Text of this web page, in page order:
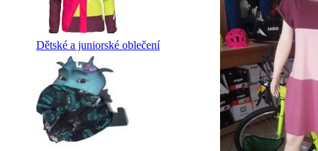
Dětské a juniorské oblečení